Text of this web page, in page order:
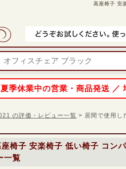
高座椅子 安
季休業中の営業・商品発送 ／
の評価・レビュー一覧 > 居間で使用し
座椅子 安楽椅子 低い椅子 コン
一覧